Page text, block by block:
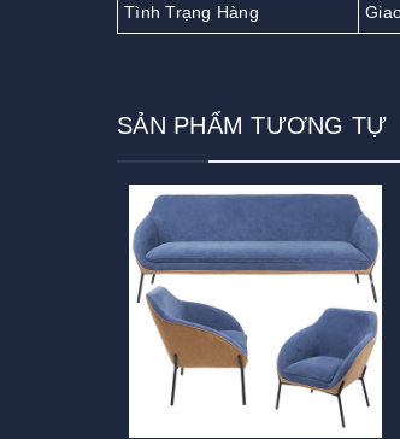
Tình Trạng Hàng
SẢN PHẨM TƯƠNG TỰ